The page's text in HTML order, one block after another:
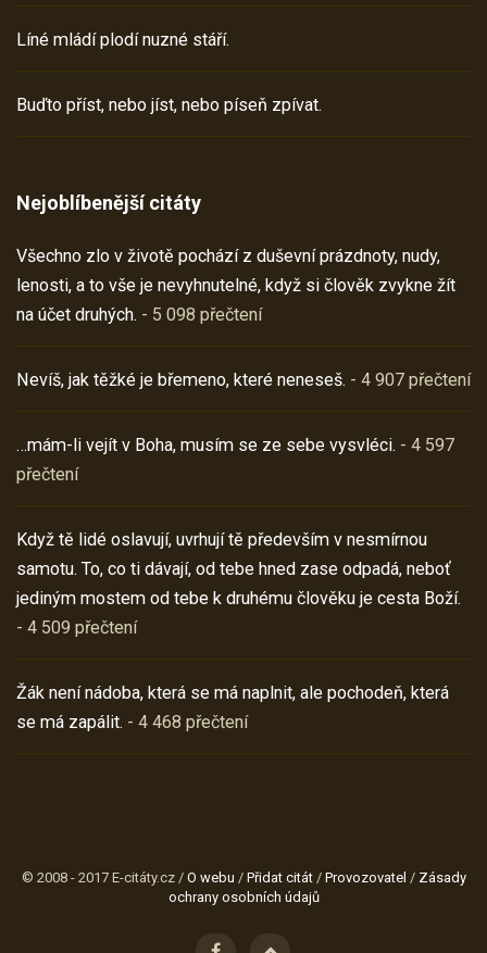
Líné mládí plodí nuzné stáří.
Buďto příst, nebo jíst, nebo píseň zpívat.
Nejoblíbenější citáty
Všechno zlo v životě pochází z duševní prázdnoty, nudy,
lenosti, a to vše je nevyhnutelné, když si člověk zvykne žít
na účet druhých. - 5 098 přečtení
Nevíš, jak těžké je břemeno, které neneseš. - 4 907 přečtení
…mám-li vejít v Boha, musím se ze sebe vysvléci. - 4 597
přečtení
Když tě lidé oslavují, uvrhují tě především v nesmírnou
samotu. To, co ti dávají, od tebe hned zase odpadá, neboť
jediným mostem od tebe k druhému člověku je cesta Boží.
- 4 509 přečtení
Žák není nádoba, která se má naplnit, ale pochodeň, která
se má zapálit. - 4 468 přečtení
© 2008 - 2017 E-citáty.cz / O webu / Přidat citát/ Provozovatel / Zásady
ochrany osobních údajů